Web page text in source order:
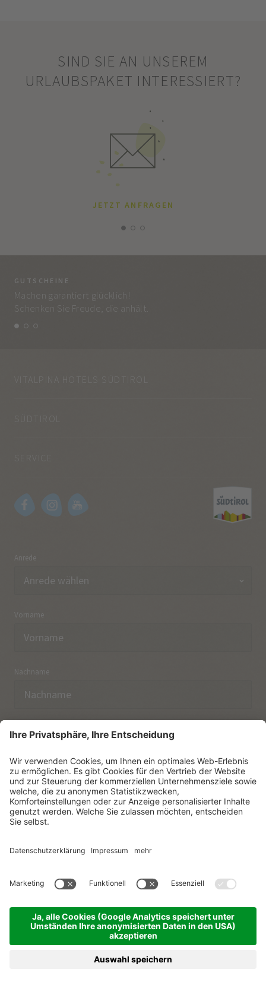
SIND SIE AN UNSEREM
URLAUBSPAKET INTERESSIERT?
JETZT ANFRAGEN
GUTSCHEINE
Machen garantiert glücklich!
Schenken Sie Freude, die anhält.
VITALPINA HOTELS SÜDTIROL
SÜDTIROL
Anrede
Vorname
Nachname
E-Mail
Ich habe dieDatenschutzerklärungzur Kenntnis
genommen.
NEWSLETTER ABONNIEREN
produced by